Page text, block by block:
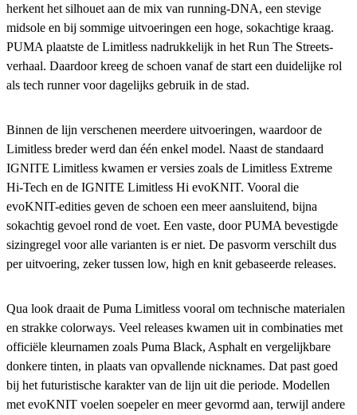
herkent het silhouet aan de mix van running-DNA, een stevige
midsole en bij sommige uitvoeringen een hoge, sokachtige kraag.
PUMA plaatste de Limitless nadrukkelijk in het Run The Streets-
verhaal. Daardoor kreeg de schoen vanaf de start een duidelijke rol
als tech runner voor dagelijks gebruik in de stad.
Binnen de lijn verschenen meerdere uitvoeringen, waardoor de
Limitless breder werd dan één enkel model. Naast de standaard
IGNITE Limitless kwamen er versies zoals de Limitless Extreme
Hi-Tech en de IGNITE Limitless Hi evoKNIT. Vooral die
evoKNIT-edities geven de schoen een meer aansluitend, bijna
sokachtig gevoel rond de voet. Een vaste, door PUMA bevestigde
sizingregel voor alle varianten is er niet. De pasvorm verschilt dus
per uitvoering, zeker tussen low, high en knit gebaseerde releases.
Qua look draait de Puma Limitless vooral om technische materialen
en strakke colorways. Veel releases kwamen uit in combinaties met
officiële kleurnamen zoals Puma Black, Asphalt en vergelijkbare
donkere tinten, in plaats van opvallende nicknames. Dat past goed
bij het futuristische karakter van de lijn uit die periode. Modellen
met evoKNIT voelen soepeler en meer gevormd aan, terwijl andere